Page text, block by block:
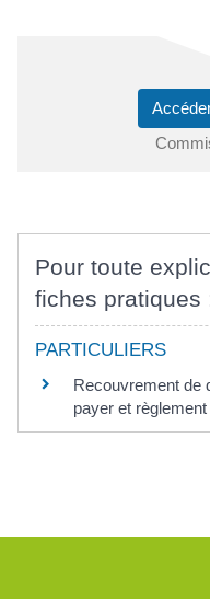
Pour toute
fiches pratiques
PARTICULIERS
Recouvrement de
payer et